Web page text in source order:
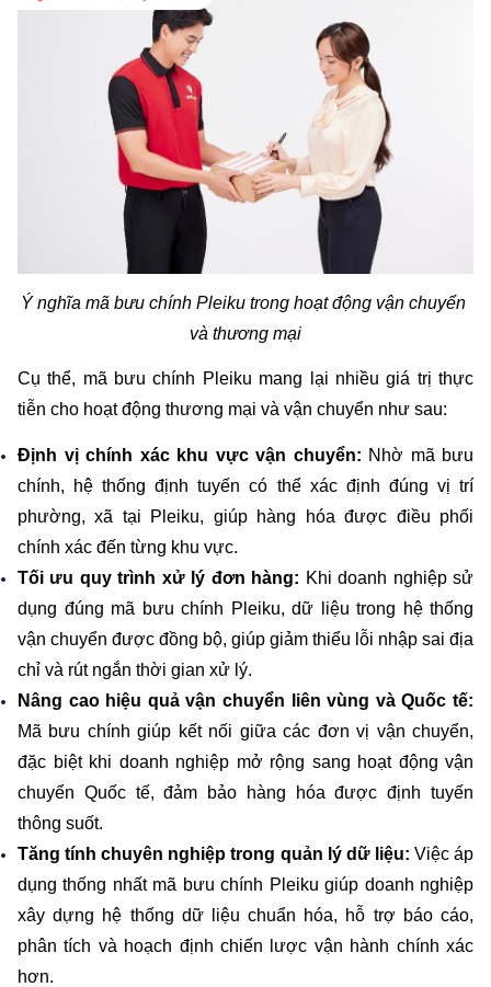
Ý nghĩa mã bưu chính Pleiku trong hoạt động vận chuyển
và thương mại
Cụ thể, mã bưu chính Pleiku mang lại nhiều giá trị thực
tiễn cho hoạt động thương mại và vận chuyển như sau:
Định vị chính xác khu vực vận chuyển: Nhờ mã bưu
chính, hệ thống định tuyến có thể xác định đúng vị trí
phường, xã tại Pleiku, giúp hàng hóa được điều phối
chính xác đến từng khu vực.
Tối ưu quy trình xử lý đơn hàng: Khi doanh nghiệp sử
dụng đúng mã bưu chính Pleiku, dữ liệu trong hệ thống
vận chuyển được đồng bộ, giúp giảm thiểu lỗi nhập sai địa
chỉ và rút ngắn thời gian xử lý.
Nâng cao hiệu quả vận chuyển liên vùng và Quốc tế:
Mã bưu chính giúp kết nối giữa các đơn vị vận chuyển,
đặc biệt khi doanh nghiệp mở rộng sang hoạt động vận
chuyển Quốc tế, đảm bảo hàng hóa được định tuyến
thông suốt.
Tăng tính chuyên nghiệp trong quản lý dữ liệu: Việc áp
dụng thống nhất mã bưu chính Pleiku giúp doanh nghiệp
xây dựng hệ thống dữ liệu chuẩn hóa, hỗ trợ báo cáo,
phân tích và hoạch định chiến lược vận hành chính xác
hơn.